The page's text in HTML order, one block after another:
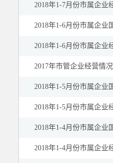
建议提案
公示公告
2018年1-7月份市属企业
2018年1-6月份市属企业
2018年1-6月份市属企业
2017年市管企业经营情况
2018年1-5月份市属企业
2018年1-5月份市属企业
2018年1-4月份市属企业
2018年1-4月份市属企业